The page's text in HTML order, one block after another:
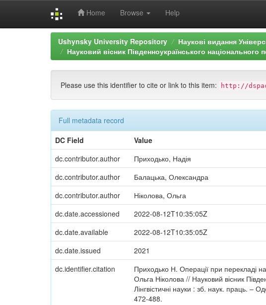
Home Browse Help
Ushynsky University Repository
Наукові видання
Науковий вісник Південноукраїнського національного
Please use this identifier to cite or link to this item: http://
Full metadata record
DC Field
Value
dc.contributor.author
Приходько, Надія
dc.contributor.author
Балацька, Олександра
dc.contributor.author
Ніколова, Ольга
dc.date.accessioned
2022-08-12T10:35:05Z
dc.date.available
2022-08-12T10:35:05Z
dc.date.issued
2021
dc.identifier.citation
Приходько Н. Операції при перекладі
Ольга Ніколова // Науковий вісник
Лінгвістичні науки : зб. наук. праць.
472-488.